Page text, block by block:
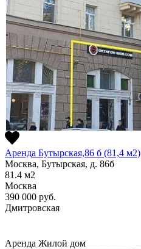
Аренда Бутырская,86 б (81,4 м2)
Москва, Бутырская, д. 86б
81.4 м2
Москва
390 000 руб.
Дмитровская
Аренда Жилой дом